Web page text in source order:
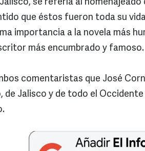
se refería al
que éstos fueron toda su
importancia a la novela más
más encumbrado y famoso.
comentaristas que José
Jalisco y de todo el